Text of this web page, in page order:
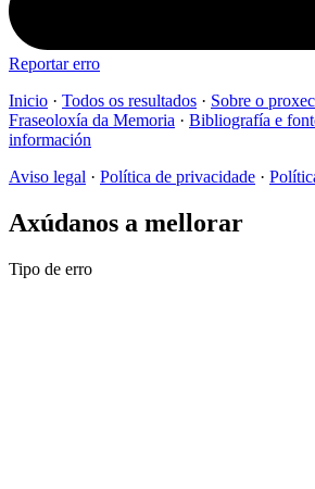
Reportar erro
Inicio · Todos os resultados · Sobre o
Fraseoloxía da Memoria · Bibliografía e
información
Aviso legal · Política de privacidade ·
Axúdanos a mellorar
Tipo de erro